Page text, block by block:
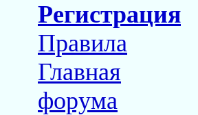
Регистрация
Правила
Главная
форума